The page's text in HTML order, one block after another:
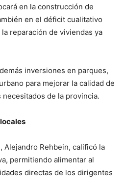
en la construcción de
en el déficit cualitativo
reparación de viviendas ya
inversiones en parques,
para mejorar la calidad de
de la provincia.
Alejandro Rehbein, calificó la
permitiendo alimentar al
directas de los dirigentes